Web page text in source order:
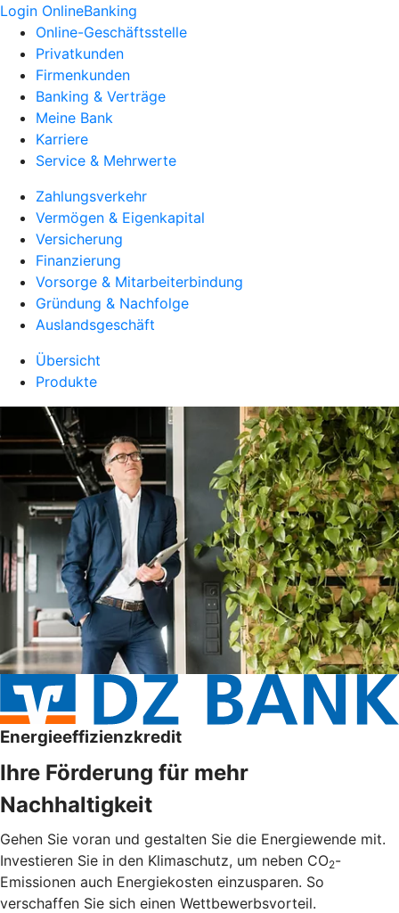
Login OnlineBanking
Online-Geschäftsstelle
Privatkunden
Firmenkunden
Banking & Verträge
Meine Bank
Karriere
Service & Mehrwerte
Zahlungsverkehr
Vermögen & Eigenkapital
Versicherung
Finanzierung
Vorsorge & Mitarbeiterbindung
Gründung & Nachfolge
Auslandsgeschäft
Übersicht
Produkte
Energieeffizienzkredit
Ihre Förderung für mehr
Nachhaltigkeit
Gehen Sie voran und gestalten Sie die Energiewende mit.
Investieren Sie in den Klimaschutz, um neben CO2-
Emissionen auch Energiekosten einzusparen. So
verschaffen Sie sich einen Wettbewerbsvorteil.